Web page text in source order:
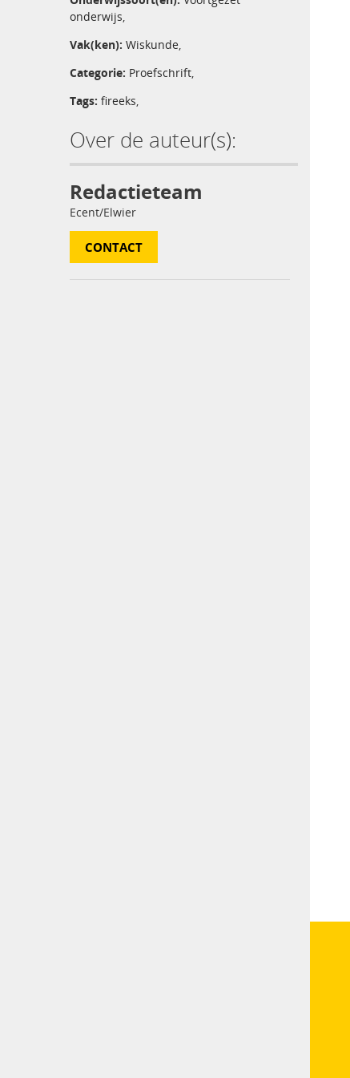
onderwijs,
Vak(ken): Wiskunde,
Categorie: Proefschrift,
Tags: fireeks,
Over de auteur(s):
Redactieteam
Ecent/Elwier
CONTACT